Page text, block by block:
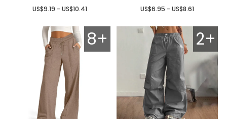
US$9.19 - US$10.41 US$6.95 - US$8.61
8+ 2+